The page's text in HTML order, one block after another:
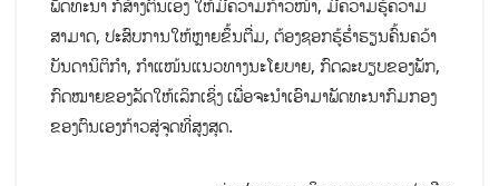
ພັດທະນາ ກໍ່ສ້າງຕົນເອງ ໃຫ້ມີຄວາມກ້າວໜ້າ, ມີຄວາມຮູ້ຄວາມ
ສາມາດ, ປະສົບການໃຫ້ຫຼາຍຂຶ້ນຕື່ມ, ຕ້ອງຊອກຮູ້ຮໍ່າຮຽນຄົ້ນຄວ້າ
ບັນດານິຕິກໍາ, ກຳ​ແໜ້ນ​ແນວທາງ​ນະ​ໂຍບາຍ, ກົດ​ລະບຽບ​ຂອງພັກ,
ກົດໝາຍ​ຂອງ​ລັດ​ໃຫ້​ເລິກ​ເຊິ່ງ ເພື່ອຈະນຳເອົາມາພັດທະນາກົມກອງ
ຂອງຕົນເອງ​ກ້​າວສູ່​ຈຸດທີ່ສູງສຸດ.